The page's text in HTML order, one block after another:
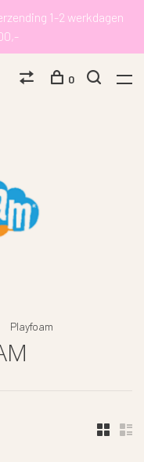
1-2 werkdagen
0
Playfoam